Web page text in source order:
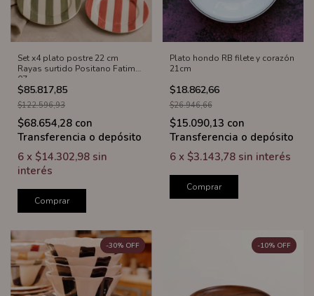
Set x4 plato postre 22 cm
Rayas surtido Positano Fatima
07
$85.817,85
$122.596,93
$68.654,28 con
Transferencia o depósito
6 x $14.302,98 sin
interés
Comprar
Plato hondo RB filete y corazón
21cm
$18.862,66
$26.946,66
$15.090,13 con
Transferencia o depósito
6 x $3.143,78 sin interés
Comprar
-30% OFF -10% OFF